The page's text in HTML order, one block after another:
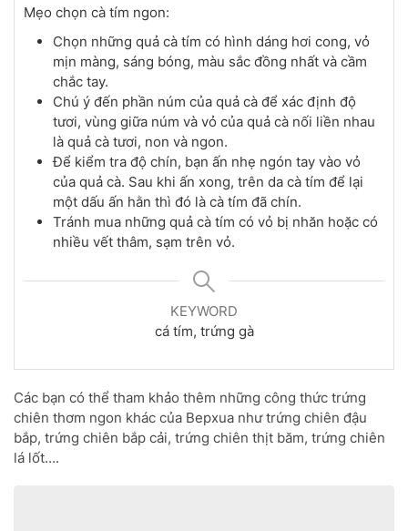
Mẹo chọn cà tím ngon:
Chọn những quả cà tím có hình dáng hơi cong, vỏ
mịn màng, sáng bóng, màu sắc đồng nhất và cầm
chắc tay.
Chú ý đến phần núm của quả cà để xác định độ
tươi, vùng giữa núm và vỏ của quả cà nối liền nhau
là quả cà tươi, non và ngon.
Để kiểm tra độ chín, bạn ấn nhẹ ngón tay vào vỏ
của quả cà. Sau khi ấn xong, trên da cà tím để lại
một dấu ấn hằn thì đó là cà tím đã chín.
Tránh mua những quả cà tím có vỏ bị nhăn hoặc có
nhiều vết thâm, sạm trên vỏ.
KEYWORD
cá tím, trứng gà
Các bạn có thể tham khảo thêm những công thức trứng
chiên thơm ngon khác của Bepxua như trứng chiên đậu
bắp, trứng chiên bắp cải, trứng chiên thịt băm, trứng chiên
lá lốt….